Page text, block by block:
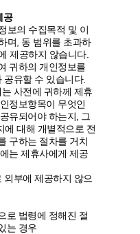
공
보의 수집목적 및 이
며, 동 범위를 초과하
제공하지 않습니다.
귀하의 개인정보를
유할 수 있습니다.
사전에 귀하께 제휴
정보항목이 무엇인
유되어야 하는지, 그
에 대해 개별적으로 전
구하는 절차를 거치
는 제휴사에게 제공
외부에 제공하지 않으
로 법령에 정해진 절
는 경우